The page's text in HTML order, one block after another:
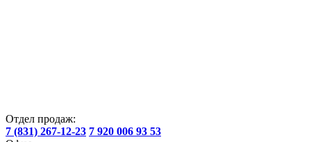
Отдел продаж:
7 (831) 267-12-23 7 920 006 93 53